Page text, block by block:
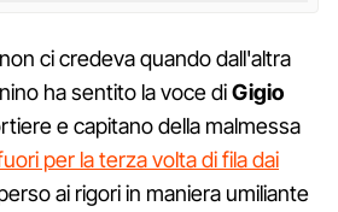
ci credeva quando dall'altra
ha sentito la voce diGigio
e capitano della malmessa
per la terza volta di fila dai
ai rigori in maniera umiliante